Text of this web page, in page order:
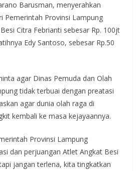
Barusman, menyerahkan
Pemerintah Provinsi Lampung
Citra Febrianti sebesar Rp. 100jt
Edy Santoso, sebesar Rp.50
agar Dinas Pemuda dan Olah
tidak terbuai dengan preatasi
agar dunia olah raga di
kembali ke masa kejayaannya.
Provinsi Lampung
dan perjuangan Atlet Angkat Besi
jangan terlena, kita tingkatkan